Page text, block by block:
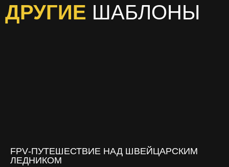
ДРУГИЕ ШАБЛОНЫ
FPV‑ПУТЕШЕСТВИЕ НАД ШВЕЙЦАРСКИМ
ЛЕДНИКОМ